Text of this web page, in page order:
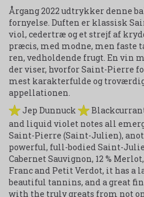
Årgang 2022 udtrykker denne
fornyelse. Duften er klassisk
viol, cedertræ og et strejf af
præcis, med modne, men faste
ren, vedholdende frugt. En vin
der viser, hvorfor Saint-Pierre
mest karakterfulde og
appellationen.
Jep Dunnuck
and liquid violet notes all
Saint-Pierre (Saint-Julien),
powerful, full-bodied Saint-
Cabernet Sauvignon, 12 %
Franc and Petit Verdot, it has a
beautiful tannins, and a great
with the truly greats from not